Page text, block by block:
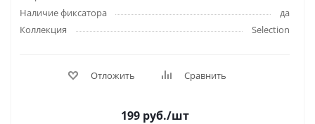
Наличие фиксатора
да
Коллекция
Selection
Отложить Сравнить
199 руб./шт